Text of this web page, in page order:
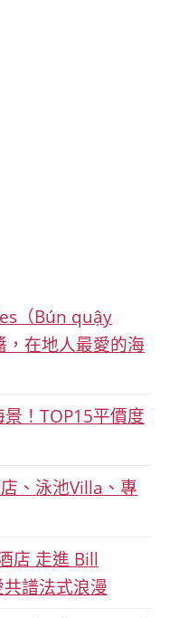
（Bún quậy
在地人最愛的海
景！TOP15平價度
、泳池Villa、專
店 走進 Bill
譜法式浪漫